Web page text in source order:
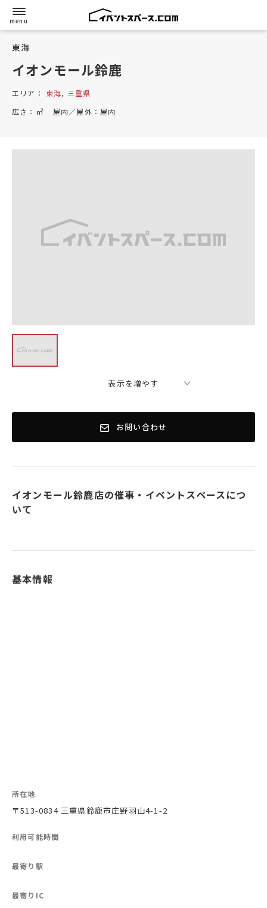
東海
イオンモール鈴鹿
エリア： 東海, 三重県
広さ： ㎡ 屋内／屋外： 屋内
表示を増やす
お問い合わせ
イオンモール鈴鹿店の催事・イベントスペースにつ
いて
基本情報
所在地
〒513-0834 三重県鈴鹿市庄野羽山4-1-2
利用可能時間
最寄り駅
最寄りIC